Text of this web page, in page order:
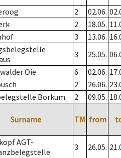
2 02.06.
2 18.05.
3 13.06.
3 25.05.
Oie 6 02.06.
2 26.06.
Borkum 2 09.05.
Surname TM from
AGT-
3 26.05.